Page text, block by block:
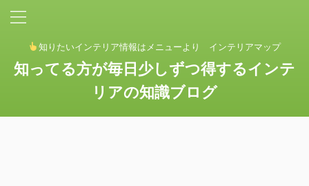
知りたいインテリア情報はメニューより インテリアマップ
知ってる方が毎日少しずつ得するインテ
リアの知識ブログ